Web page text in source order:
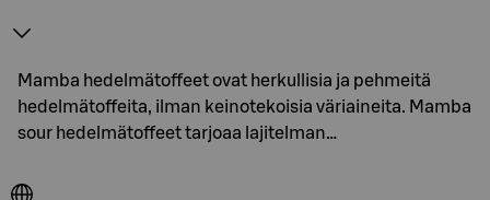
Mamba hedelmätoffeet ovat herkullisia ja pehmeitä
hedelmätoffeita, ilman keinotekoisia väriaineita. Mamba
sour hedelmätoffeet tarjoaa lajitelman…